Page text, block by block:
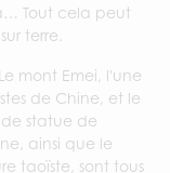
Tout cela peut
terre.
mont Emei, l'une
de Chine, et le
statue de
ainsi que le
taoïste, sont tous